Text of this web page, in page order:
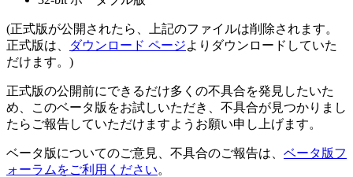
(正式版が公開されたら、上記のファイルは削除されます。
正式版は、
ダウンロード ページよりダウンロードしていた
だけます。)
正式版の公開前にできるだけ多くの不具合を発見したいた
め、このベータ版をお試しいただき、不具合が見つかりまし
たらご報告していただけますようお願い申し上げます。
ベータ版についてのご意見、不具合のご報告は、 ベータ版フ
ォーラムをご利用ください。